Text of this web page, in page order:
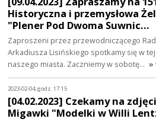
Historyczna i przemysłowa
"Plener Pod Dwoma Suwnic…
Zaproszeni przez przewodniczącego
Arkadiusza Lisińskiego spotkamy się w
naszego miasta. Zaczniemy w sobotę… »
2023-02-04, godz. 17:15
[04.02.2023] Czekamy na
Migawki "Modelki w Willi